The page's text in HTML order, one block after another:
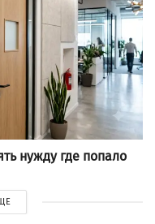
нужду где попало